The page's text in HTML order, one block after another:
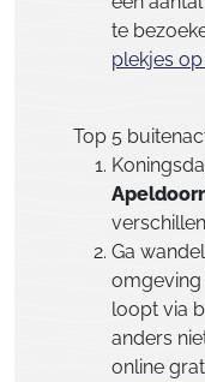
te
plekjes
Top 5
Ga
omgeving
loopt via
anders
online